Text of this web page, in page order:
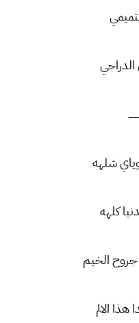
شلهه
كلهه
الخيم
الالم